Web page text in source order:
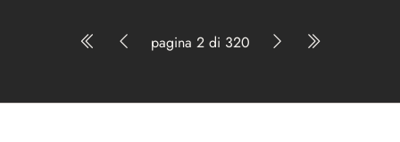
pagina 2 di 320